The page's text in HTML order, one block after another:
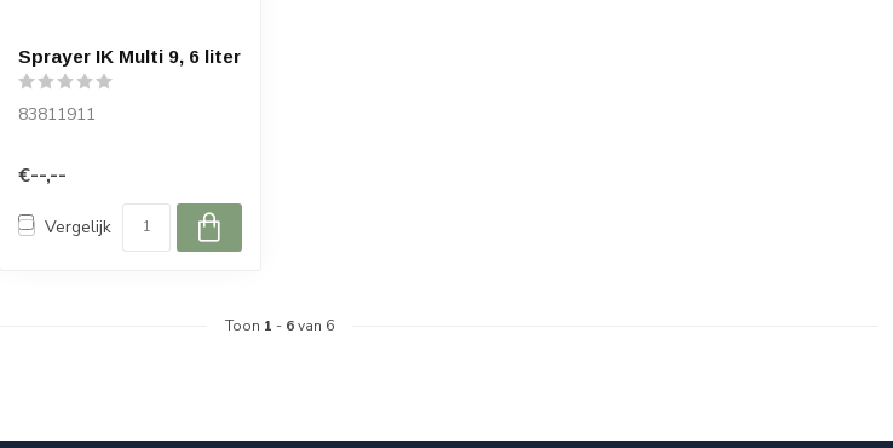
Sprayer IK Multi 9, 6 liter
83811911
€--,--
Vergelijk
Toon 1 - 6van 6